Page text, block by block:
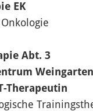
EK
Abt. 3
Weingarten
Therapeutin